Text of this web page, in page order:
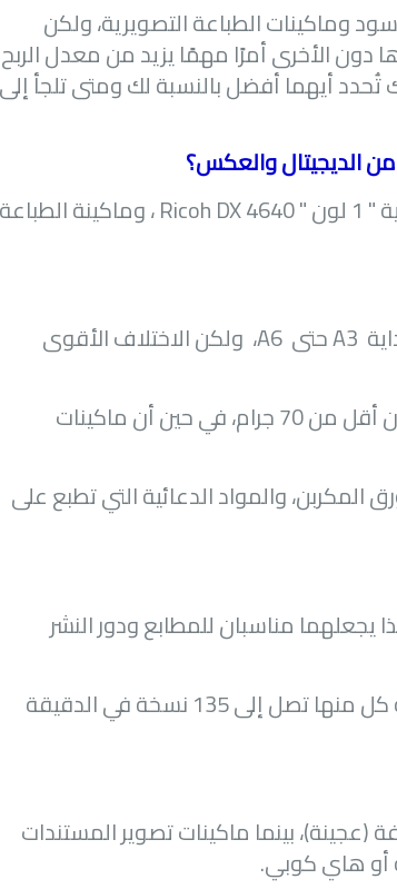
وماكينات الطباعة التصويرية، ولكن
دون الأخرى أمرًا مهمًا يزيد من معدل الربح
تُحدد أيهما أفضل بالنسبة لك ومتى تلجأ إلى
الديجيتال والعكس؟
"
Ricoh DX 4640، وماكينة الطباعة
A3حتى A6، ولكن الاختلاف الأقوى
فنجد ماكينات الطباعة التصويرية الرقمية تتعامل مع أوزان أقل من 70 جرام، في حين أن ماكينات
والمواد الدعائية التي تطبع على
يجعلهما مناسبان للمطابع ودور النشر
سنجد سرعة كل منها تصل إلى 135 نسخة في الدقيقة
(عجينة)، بينما ماكينات تصوير المستندات
أو هاي كوبي.